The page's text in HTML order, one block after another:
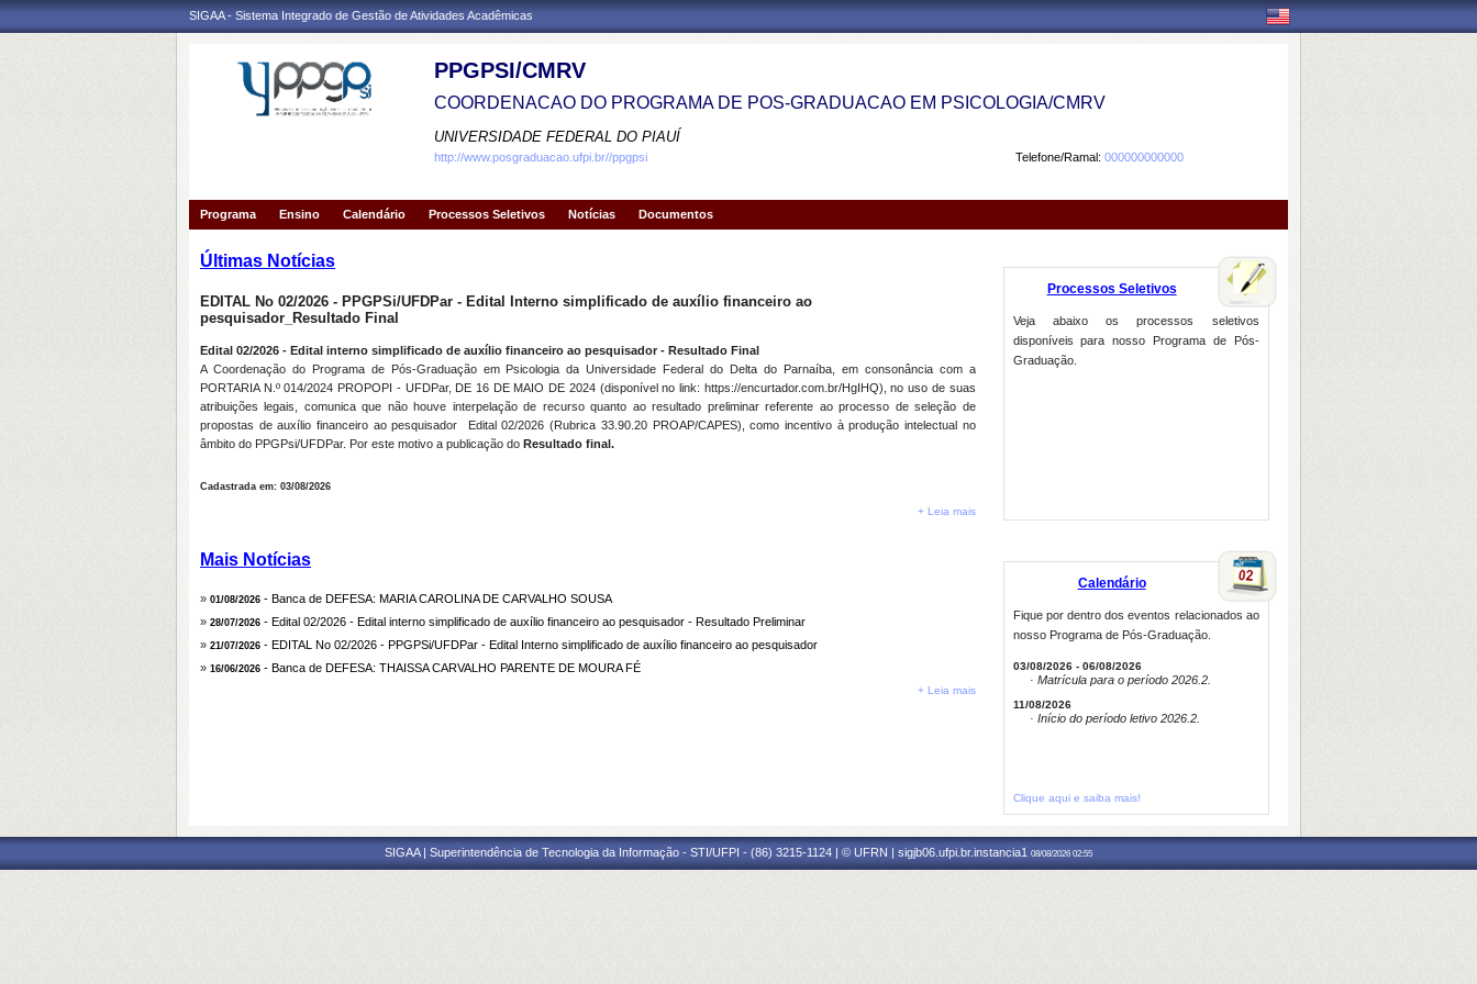
SIGAA - Sistema Integrado de Gestão de Atividades Acadêmicas
PPGPSI/CMRV
COORDENACAO DO PROGRAMA DE POS-GRADUACAO EM PSICOLOGIA/CMRV
UNIVERSIDADE FEDERAL DO PIAUÍ
Telefone/Ramal: 000000000000
http://www.posgraduacao.ufpi.br//ppgpsi
Programa Ensino Calendário Processos Seletivos Notícias Documentos
Últimas Notícias
EDITAL No 02/2026 - PPGPSi/UFDPar - Edital Interno simplificado de auxílio financeiro ao
pesquisador_Resultado Final
Edital 02/2026 - Edital interno simplificado de auxílio financeiro ao pesquisador - Resultado Final
A Coordenação do Programa de Pós-Graduação em Psicologia da Universidade Federal do Delta do Parnaíba, em consonância com a
PORTARIA N.º 014/2024 PROPOPI - UFDPar, DE 16 DE MAIO DE 2024 (disponível no link: https://encurtador.com.br/HgIHQ), no uso de suas
atribuições legais, comunica que não houve interpelação de recurso quanto ao resultado preliminar referente ao processo de seleção de
propostas de auxílio financeiro ao pesquisador
Edital 02/2026 (Rubrica 33.90.20 PROAP/CAPES), como incentivo à produção intelectual no
âmbito do PPGPsi/UFDPar. Por este motivo a publicação do Resultado final.
Cadastrada em: 03/08/2026
+ Leia mais
Mais Notícias
» 01/08/2026 - Banca de DEFESA: MARIA CAROLINA DE CARVALHO SOUSA
» 28/07/2026 - Edital 02/2026 - Edital interno simplificado de auxílio financeiro ao pesquisador - Resultado Preliminar
» 21/07/2026 - EDITAL No 02/2026 - PPGPSi/UFDPar - Edital Interno simplificado de auxílio financeiro ao pesquisador
» 16/06/2026 - Banca de DEFESA: THAISSA CARVALHO PARENTE DE MOURA FÉ
+ Leia mais
Processos Seletivos
Veja abaixo os processos seletivos
disponíveis para nosso Programa de Pós-
Graduação.
Calendário
Fique por dentro dos eventos relacionados ao
nosso Programa de Pós-Graduação.
03/08/2026 - 06/08/2026
· Matrícula para o período 2026.2.
11/08/2026
· Início do período letivo 2026.2.
Clique aqui e saiba mais!
SIGAA | Superintendência de Tecnologia da Informação - STI/UFPI - (86) 3215-1124 | © UFRN | sigjb06.ufpi.br.instancia1 08/08/2026 02:55